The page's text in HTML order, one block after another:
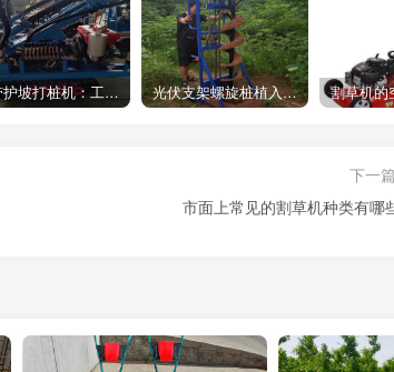
履带护坡打桩机：工地施工利器 光伏支架螺旋桩植入设备：高效光伏支架安装工具，螺旋桩植入快速稳固
下一
市面上常见的割草机种类有哪